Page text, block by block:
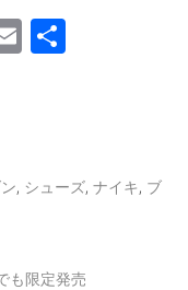
E
m
, シューズ, ナイキ, ブ
も限定発売